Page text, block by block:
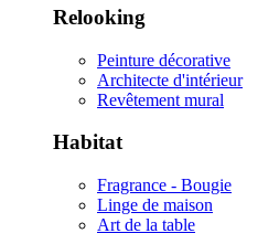
Relooking
Peinture décorative
Architecte d'intérieur
Revêtement mural
Habitat
Fragrance - Bougie
Linge de maison
Art de la table